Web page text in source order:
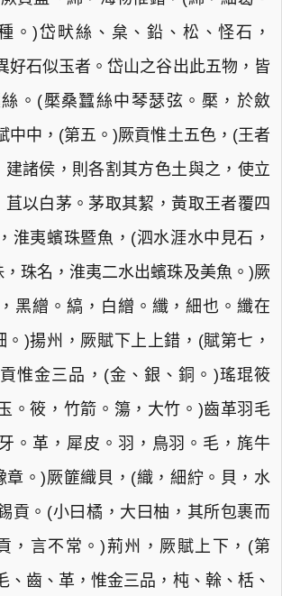
。)岱畎絲、枲、鉛、松、怪石，
好石似玉者。岱山之谷出此五物，皆
。(檿桑蠶絲中琴瑟弦。檿，於斂
中中，(第五。)厥貢惟土五色，(王者
諸侯，則各割其方色土與之，使立
以白茅。茅取其絜，黃取王者覆四
淮夷蠙珠暨魚，(泗水涯水中見石，
珠名，淮夷二水出蠙珠及美魚。)厥
黑繒。縞，白繒。纖，細也。纖在
。)揚州，厥賦下上上錯，(賦第七，
惟金三品，(金、銀、銅。)瑤琨筱
。筱，竹箭。簜，大竹。)齒革羽毛
。革，犀皮。羽，鳥羽。毛，旄牛
章。)厥篚織貝，(織，細紵。貝，水
貢。(小曰橘，大曰柚，其所包裹而
，言不常。)荊州，厥賦上下，(第
、齒、革，惟金三品，杶、榦、栝、